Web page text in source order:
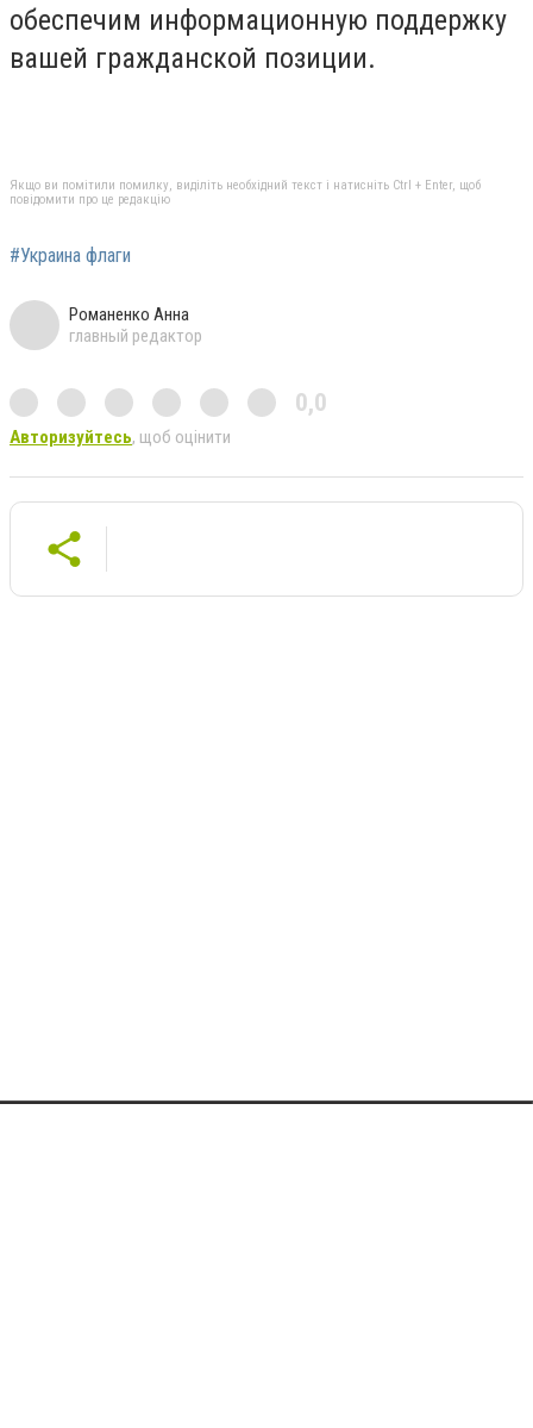
обеспечим информационную поддержку
вашей гражданской позиции.
Якщо ви помітили помилку, виділіть необхідний текст і натисніть Ctrl + Enter, щоб
повідомити про це редакцію
#Украина флаги
Романенко Анна
главный редактор
0,0
Авторизуйтесь, щоб оцінити